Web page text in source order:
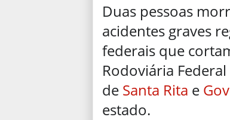
Duas pessoas
acidentes graves
federais que
Rodoviária
de Santa Rita e
estado.